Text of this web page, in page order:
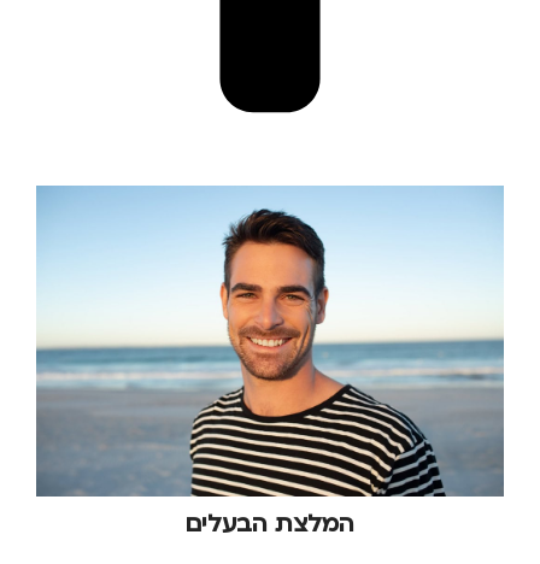
המלצת הבעלים